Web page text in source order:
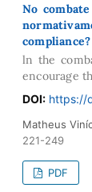
No
compliance?
ln the
encourage
DOI: https://
Matheus
221-249
PDF